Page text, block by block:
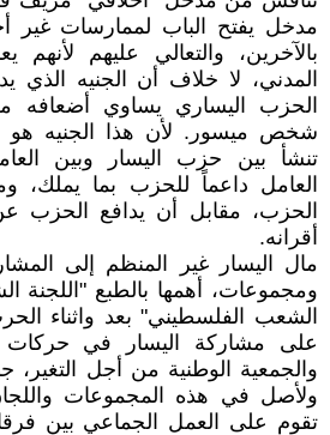
مدخل يفتح الباب لممارسات غير
بالآخرين، والتعالي عليهم لأنهم
المدني، لا خلاف أن الجنيه الذي
الحزب اليساري يساوي أضعافه
شخص ميسور. لأن هذا الجنيه هو
تنشأ بين حزب اليسار وبين
العامل داعماً للحزب بما يملك،
الحزب، مقابل أن يدافع الحزب
أقرانه.
مال اليسار غير المنظم إلى
ومجموعات، أهمها بالطبع "اللجنة
الشعب الفلسطيني" بعد واثناء
على مشاركة اليسار في حركات
والجمعية الوطنية من أجل التغير،
ولأصل في هذه المجموعات
تقوم على العمل الجماعي بين